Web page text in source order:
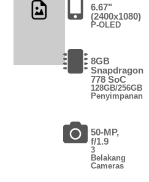
6.67"
(2400x1080)
P-OLED
8GB
Snapdragon
778 SoC
128GB/256GB
Penyimpanan
50-MP,
f/1.9
3
Belakang
Cameras